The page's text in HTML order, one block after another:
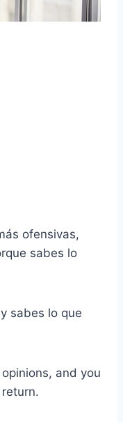
ofensivas,
sabes lo
sabes lo que
and you